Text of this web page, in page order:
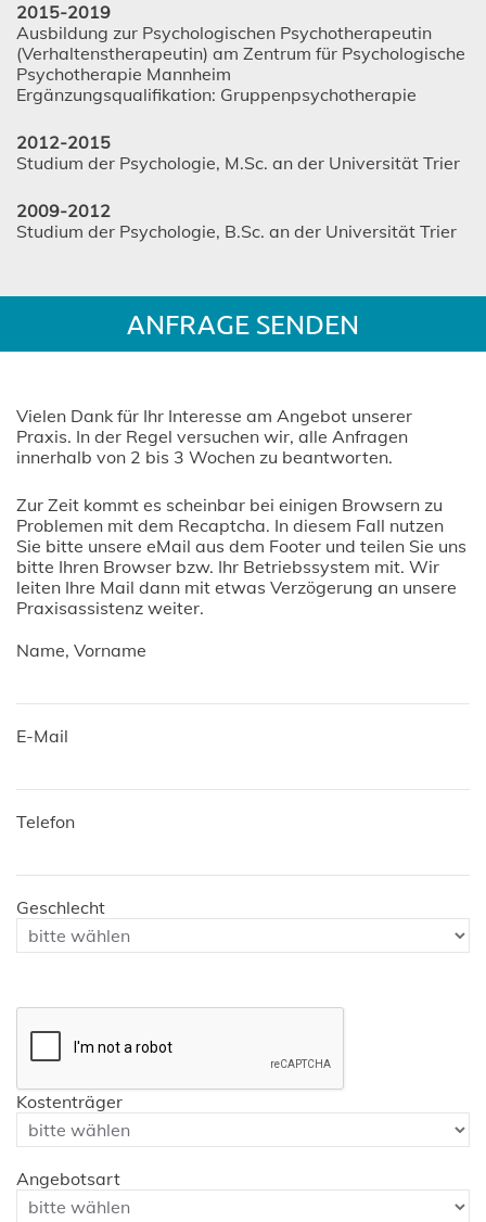
2015-2019
Ausbildung zur Psychologischen Psychotherapeutin
(Verhaltenstherapeutin) am Zentrum für Psychologische
Psychotherapie Mannheim
Ergänzungsqualifikation: Gruppenpsychotherapie
2012-2015
Studium der Psychologie, M.Sc. an der Universität Trier
2009-2012
Studium der Psychologie, B.Sc. an der Universität Trier
ANFRAGE SENDEN
Vielen Dank für Ihr Interesse am Angebot unserer
Praxis. In der Regel versuchen wir, alle Anfragen
innerhalb von 2 bis 3 Wochen zu beantworten.
Zur Zeit kommt es scheinbar bei einigen Browsern zu
Problemen mit dem Recaptcha. In diesem Fall nutzen
Sie bitte unsere eMail aus dem Footer und teilen Sie uns
bitte Ihren Browser bzw. Ihr Betriebssystem mit. Wir
leiten Ihre Mail dann mit etwas Verzögerung an unsere
Praxisassistenz weiter.
Name, Vorname
E-Mail
Telefon
Geschlecht
Kostenträger
Angebotsart